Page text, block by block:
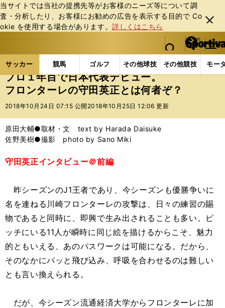
当サイトでは当社の提携先等がお客様のニーズ等について調
査・分析したり、お客様にお勧めの広告を表⽰する⽬的で Co
okie を使⽤する場合があります。詳しくはこちら
閉じ
る
web Sportiva (webスポルティーバ)
検索
マイペ
ー
ジ
メニュ
サッカー 競馬 ゴルフ その他球技 その他競技 モー
ス
ポ
ル
バ
サッカーの記事一覧 サッカー代表 日本代表 プ
プロ１年目で日本代表デビュー。
フロンターレの守田英正とは何者ぞ？
2018年10月24日 07:15 公開 2018年10月25日 12:06 更新
原田大輔●取材・文 text by Harada Daisuke
佐野美樹●撮影 photo by Sano Miki
守田英正インタビュー＠前編
昨シーズンのJ1王者であり、今シーズンも優勝争いに
名を連ねる川崎フロンターレの攻撃は、日々の練習の賜
物であると同時に、即興で生み出されることも多い。ピ
ッチにいる11人が瞬時に同じ絵を描けるからこそ、魅力
的ともいえる、あのパスワークは可能になる。だから、
そのなかにパッと飛び込み、呼吸を合わせるのは難しい
とも言い換えられる。
だが、今シーズン流通経済大学からフロンターレに加